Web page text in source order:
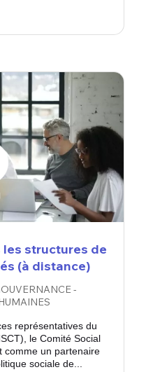
les structures de
(à distance)
-
représentatives du
le Comité Social
comme un partenaire
sociale de...